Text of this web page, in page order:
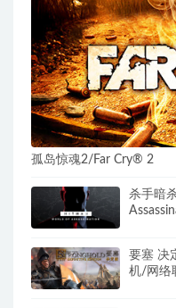
孤岛惊魂2/Far Cry® 2
杀手暗
要塞 决
机/网络